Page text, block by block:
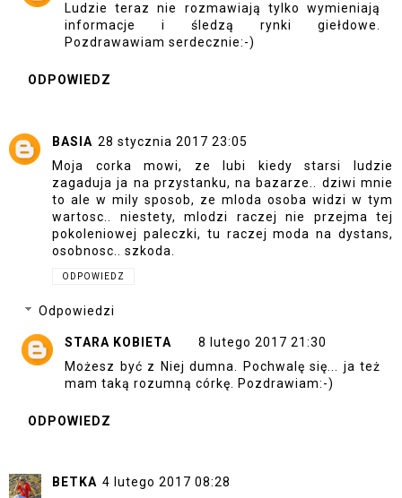
Ludzie teraz nie rozmawiają tylko wymieniają
informacje i śledzą rynki giełdowe.
Pozdrawawiam serdecznie:-)
ODPOWIEDZ
BASIA 28 stycznia 2017 23:05
Moja corka mowi, ze lubi kiedy starsi ludzie
zagaduja ja na przystanku, na bazarze.. dziwi mnie
to ale w mily sposob, ze mloda osoba widzi w tym
wartosc.. niestety, mlodzi raczej nie przejma tej
pokoleniowej paleczki, tu raczej moda na dystans,
osobnosc.. szkoda.
ODPOWIEDZ
Odpowiedzi
STARA KOBIETA
8 lutego 2017 21:30
Możesz być z Niej dumna. Pochwalę się... ja też
mam taką rozumną córkę. Pozdrawiam:-)
ODPOWIEDZ
BETKA 4 lutego 2017 08:28